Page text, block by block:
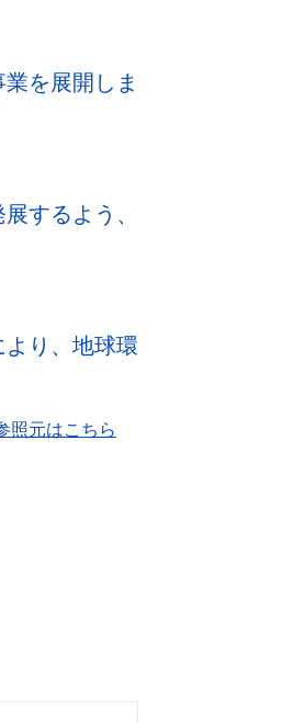
を展開しま
するよう、
り、地球環
照元はこちら